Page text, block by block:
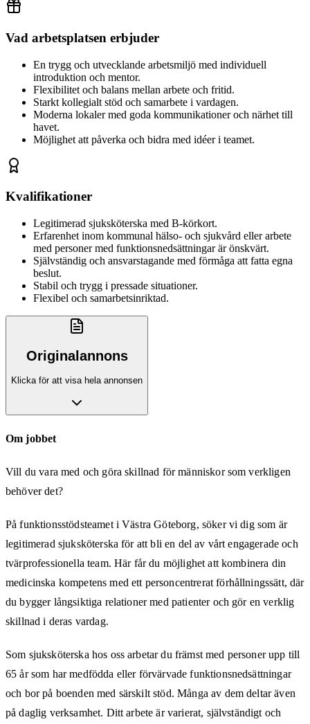
Vad arbetsplatsen erbjuder
En trygg och utvecklande arbetsmiljö med individuell
introduktion och mentor.
Flexibilitet och balans mellan arbete och fritid.
Starkt kollegialt stöd och samarbete i vardagen.
Moderna lokaler med goda kommunikationer och närhet till
havet.
Möjlighet att påverka och bidra med idéer i teamet.
Kvalifikationer
Legitimerad sjuksköterska med B-körkort.
Erfarenhet inom kommunal hälso- och sjukvård eller arbete
med personer med funktionsnedsättningar är önskvärt.
Självständig och ansvarstagande med förmåga att fatta egna
beslut.
Stabil och trygg i pressade situationer.
Flexibel och samarbetsinriktad.
Originalannons
Klicka för att visa hela annonsen
Om jobbet
Vill du vara med och göra skillnad för människor som verkligen
behöver det?
På funktionsstödsteamet i Västra Göteborg, söker vi dig som är
legitimerad sjuksköterska för att bli en del av vårt engagerade och
tvärprofessionella team. Här får du möjlighet att kombinera din
medicinska kompetens med ett personcentrerat förhållningssätt, där
du bygger långsiktiga relationer med patienter och gör en verklig
skillnad i deras vardag.
Som sjuksköterska hos oss arbetar du främst med personer upp till
65 år som har medfödda eller förvärvade funktionsnedsättningar
och bor på boenden med särskilt stöd. Många av dem deltar även
på daglig verksamhet. Ditt arbete är varierat, självständigt och